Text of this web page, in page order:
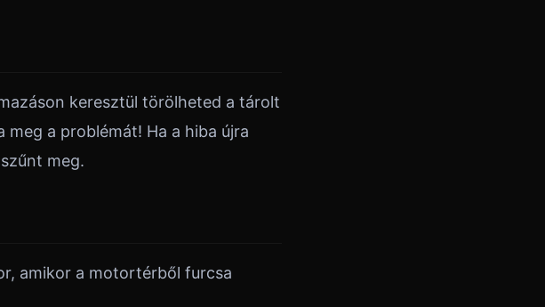
keresztül törölheted a tárolt
a problémát! Ha a hiba újra
meg.
amikor a motortérből furcsa